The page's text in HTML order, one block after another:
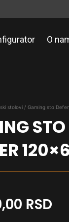
O
stolovi / Gaming sto
STO
RSD